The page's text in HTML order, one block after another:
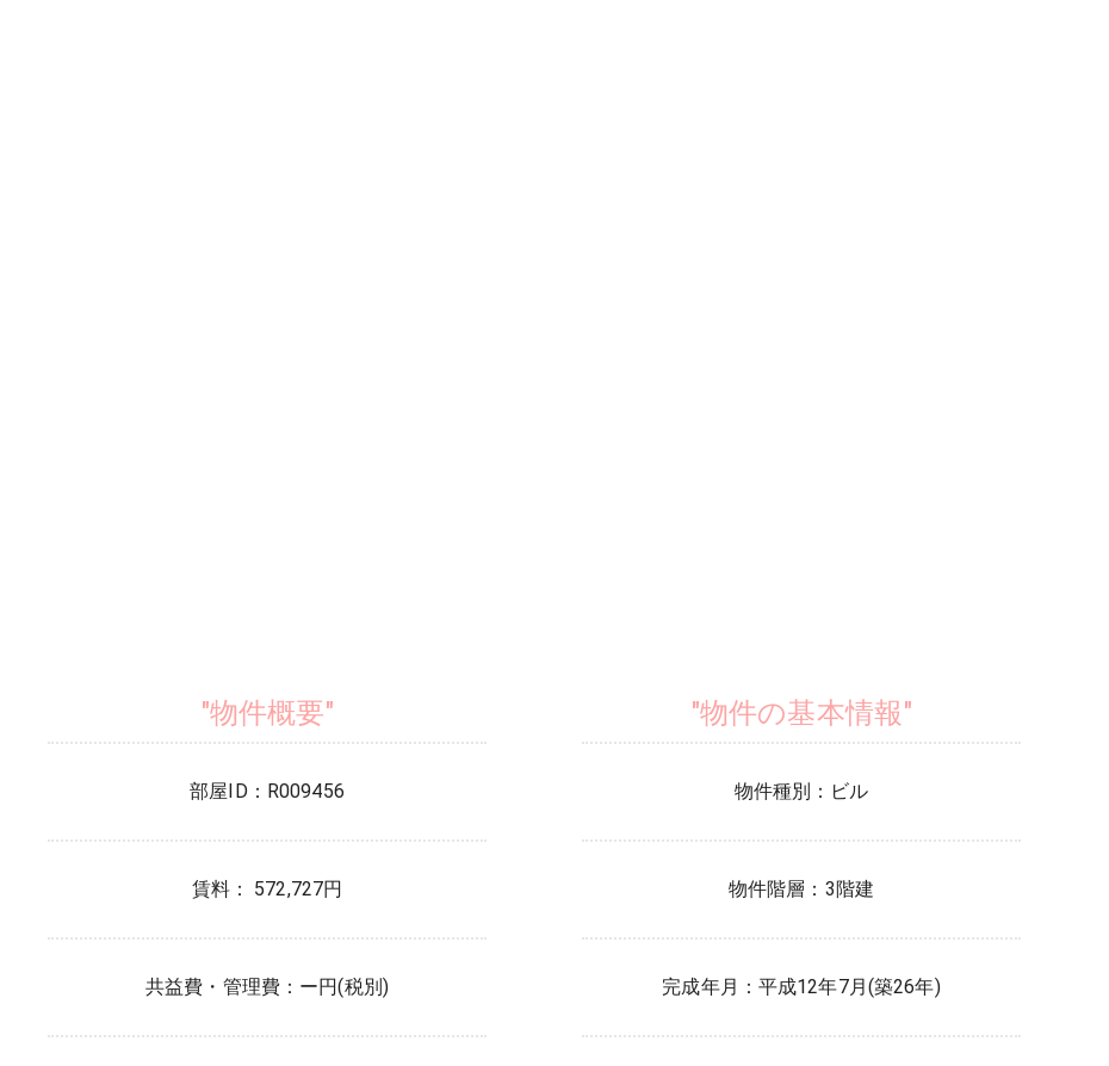
"物件概要"
部屋ID： R009456
賃料： 572,727円
共益費・管理費： ー円(税別)
"物件の基本情報"
物件種別： ビル
物件階層： 3階建
完成年月： 平成12年7月(築26年)